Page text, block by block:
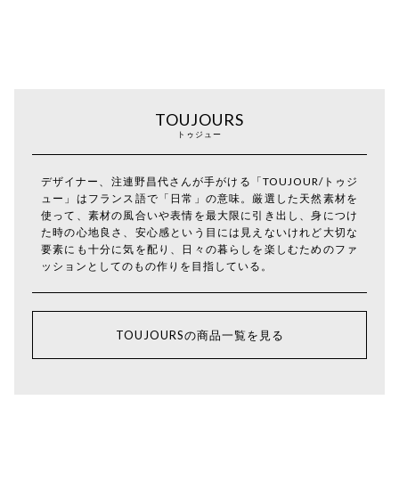
TOUJOURS
トゥジュー
デザイナー、注連野昌代さんが手がける「TOUJOUR/トゥジ
ュー」はフランス語で「日常」の意味。厳選した天然素材を
使って、素材の風合いや表情を最大限に引き出し、身につけ
た時の心地良さ、安心感という目には見えないけれど大切な
要素にも十分に気を配り、日々の暮らしを楽しむためのファ
ッションとしてのもの作りを目指している。
TOUJOURSの商品一覧を見る